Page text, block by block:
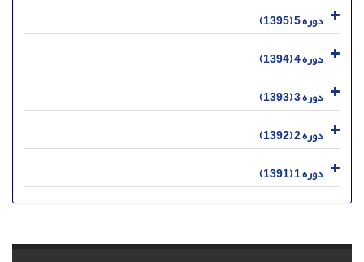
دوره 5 (1395)
دوره 4 (1394)
دوره 3 (1393)
دوره 2 (1392)
دوره 1 (1391)